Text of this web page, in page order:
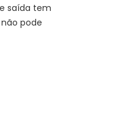
saída tem
pode